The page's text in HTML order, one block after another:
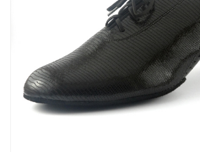
Flamenco
Wizytowe
Gdzie można kupić nasze buty?